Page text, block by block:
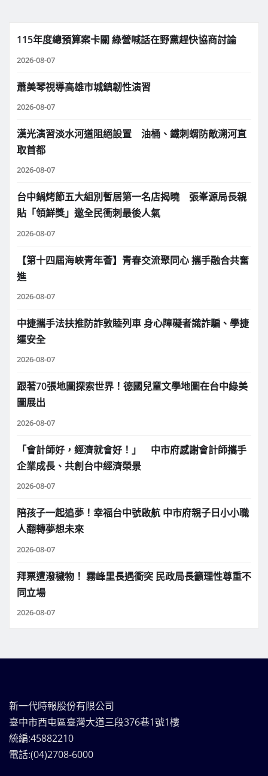
115年度總預算案卡關 綠營喊話在野黨趕快協商討論
2026-08-07
蕭美琴視導高雄市城鎮韌性演習
2026-08-07
漢光演習淡水河道阻絕設置 油桶、鐵刺蝟防敵溯河直
取首都
2026-08-07
台中鍋烤節五大組別暫居第一名店揭曉 張峯源局長親
貼「領鮮獎」邀全民衝刺最後人氣
2026-08-07
【第十四屆海峽青年薈】青春交流聚同心 攜手融合共奮
進
2026-08-07
中捷攜手法扶推防詐敦睦列車 身心障礙者識詐騙、學捷
運安全
2026-08-07
跟著70張地圖探索世界！德國兒童文學地圖在台中綠美
圖展出
2026-08-07
「會計師好，經濟就會好！」 中市府感謝會計師攜手
企業成長、共創台中經濟榮景
2026-08-07
陪孩子一起追夢！幸福台中號啟航 中市府親子日小小職
人翻轉夢想未來
2026-08-07
拜票遭潑穢物！ 霧峰里長遇衝突 民政局長籲理性尊重不
同立場
2026-08-07
新一代時報股份有限公司
臺中市西屯區臺灣大道三段376巷1號1樓
統編:45882210
電話:(04)2708-6000